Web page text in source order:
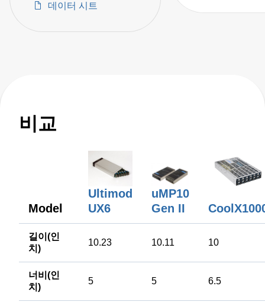
데이터 시트
비교
Model
Ultimod
UX6
uMP10
Gen II
길이(인
치)
10.23 10.11 10
너비(인
치)
5 5 6.5